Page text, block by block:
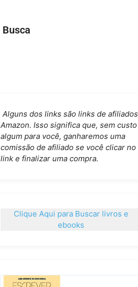
Busca
Alguns dos links são links de afiliados
Amazon. Isso significa que, sem custo
algum para você, ganharemos uma
comissão de afiliado se você clicar no
link e finalizar uma compra.
Clique Aqui para Buscar livros e
ebooks